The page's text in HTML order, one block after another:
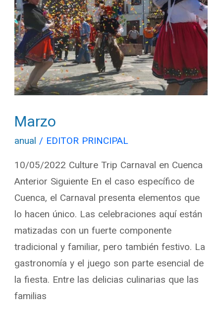
Marzo
anual / EDITOR PRINCIPAL
10/05/2022 Culture Trip Carnaval en Cuenca
Anterior Siguiente En el caso específico de
Cuenca, el Carnaval presenta elementos que
lo hacen único. Las celebraciones aquí están
matizadas con un fuerte componente
tradicional y familiar, pero también festivo. La
gastronomía y el juego son parte esencial de
la fiesta. Entre las delicias culinarias que las
familias